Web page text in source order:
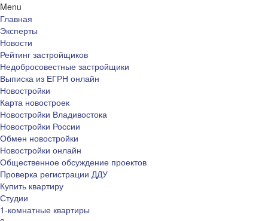
Menu
Главная
Эксперты
Новости
Рейтинг застройщиков
Недобросовестные застройщики
Выписка из ЕГРН онлайн
Новостройки
Карта новостроек
Новостройки Владивостока
Новостройки России
Обмен новостройки
Новостройки онлайн
Общественное обсуждение проектов
Проверка регистрации ДДУ
Купить квартиру
Студии
1-комнатные квартиры